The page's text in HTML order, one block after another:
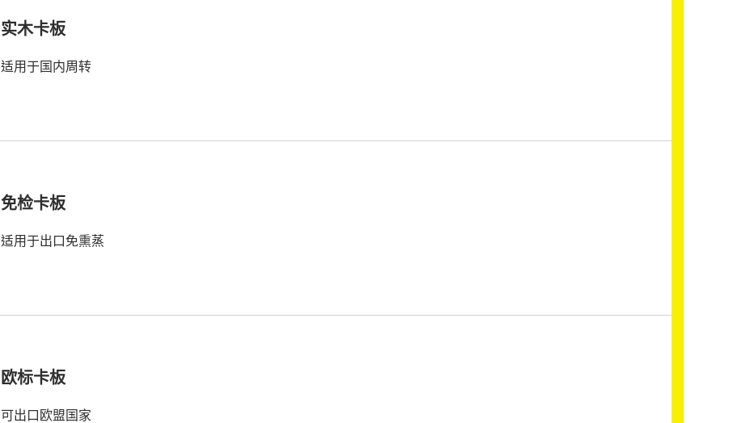
实木卡板
适用于国内周转
免检卡板
适用于出口免熏蒸
欧标卡板
可出口欧盟国家